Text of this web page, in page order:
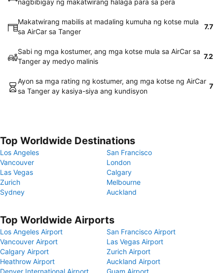
nagbibigay ng makatwirang halaga para sa pera
Makatwirang mabilis at madaling kumuha ng kotse mula
sa AirCar sa Tanger
7.7
Sabi ng mga kostumer, ang mga kotse mula sa AirCar sa
Tanger ay medyo malinis
7.2
Ayon sa mga rating ng kostumer, ang mga kotse ng AirCar
sa Tanger ay kasiya-siya ang kundisyon
7
Top Worldwide Destinations
Los Angeles
San Francisco
Vancouver
London
Las Vegas
Calgary
Zurich
Melbourne
Sydney
Auckland
Top Worldwide Airports
Los Angeles Airport
San Francisco Airport
Vancouver Airport
Las Vegas Airport
Calgary Airport
Zurich Airport
Heathrow Airport
Auckland Airport
Denver International Airport
Guam Airport